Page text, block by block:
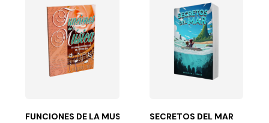
EXITOSA Y FELIZ Esta obra presenta las condiciones...
FUNCIONES DE LA MUSICA EN IG.ADV. 7º DIA
SECRETOS DEL MAR